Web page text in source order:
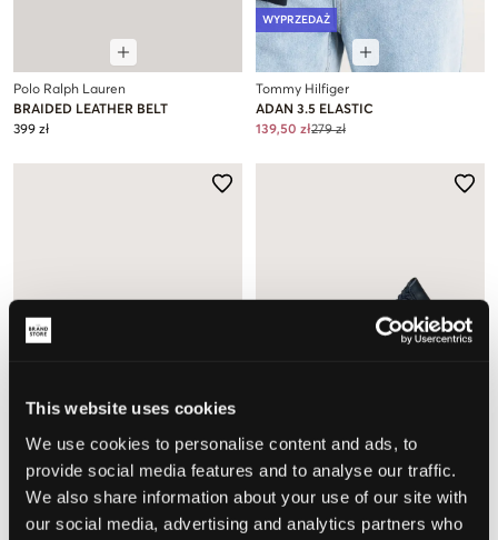
This website uses cookies
We use cookies to personalise content and ads, to
provide social media features and to analyse our traffic.
We also share information about your use of our site with
our social media, advertising and analytics partners who
Polo Ralph Lauren
BRAIDED LEATHER BELT
399 zł
WYPRZEDAŻ
Tommy Hilfiger
ADAN 3.5 ELASTIC
139,50 zł279 zł
Tommy Hilfiger
BRAIDED ELASTICATED BELT
Tommy Hilfiger
BRAIDED ELASTICATED BELT